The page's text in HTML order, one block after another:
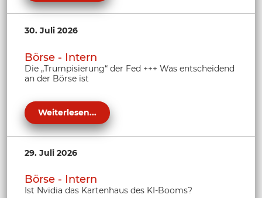
30. Juli 2026
Börse - Intern
Die „Trumpisierung“ der Fed +++ Was entscheidend
an der Börse ist
Weiterlesen...
29. Juli 2026
Börse - Intern
Ist Nvidia das Kartenhaus des KI-Booms?